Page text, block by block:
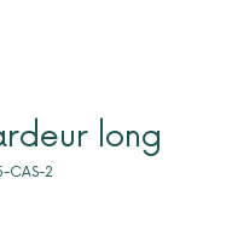
long
CAS-2